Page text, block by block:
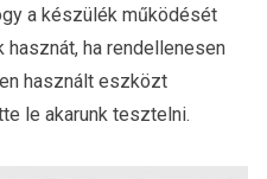
a készülék működését
ha rendellenesen
használt eszközt
le akarunk tesztelni.